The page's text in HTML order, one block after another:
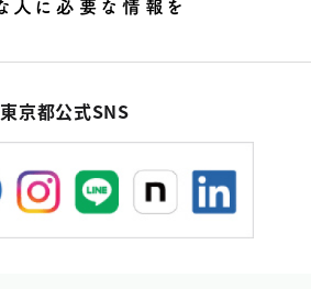
東京都公式SNS